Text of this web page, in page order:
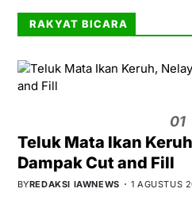
RAKYAT BICARA
01
Teluk Mata Ikan
Dampak Cut and Fill
BYREDAKSI IAWNEWS 1 AGUSTUS